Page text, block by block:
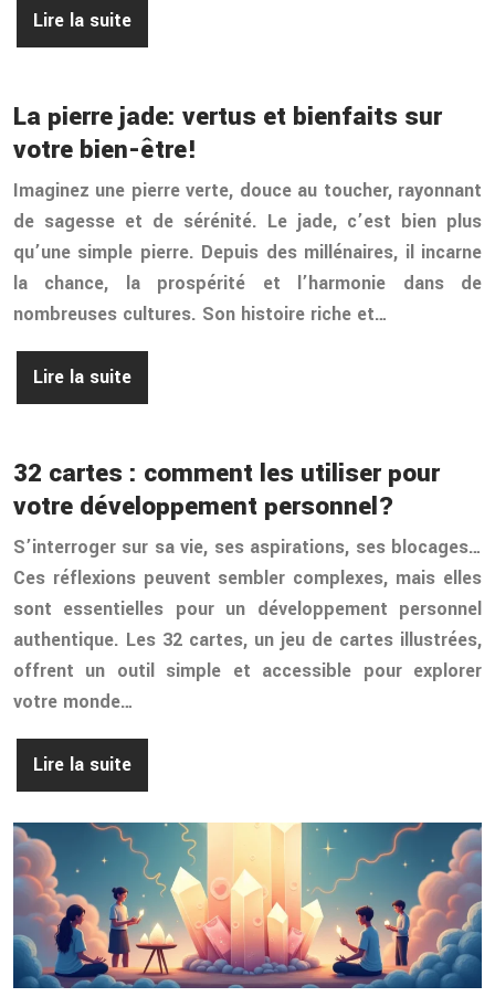
Lire la suite
La pierre jade: vertus et bienfaits sur
votre bien-être!
Imaginez une pierre verte, douce au toucher, rayonnant
de sagesse et de sérénité. Le jade, c’est bien plus
qu’une simple pierre. Depuis des millénaires, il incarne
la chance, la prospérité et l’harmonie dans de
nombreuses cultures. Son histoire riche et…
Lire la suite
32 cartes : comment les utiliser pour
votre développement personnel?
S’interroger sur sa vie, ses aspirations, ses blocages…
Ces réflexions peuvent sembler complexes, mais elles
sont essentielles pour un développement personnel
authentique. Les 32 cartes, un jeu de cartes illustrées,
offrent un outil simple et accessible pour explorer
votre monde…
Lire la suite